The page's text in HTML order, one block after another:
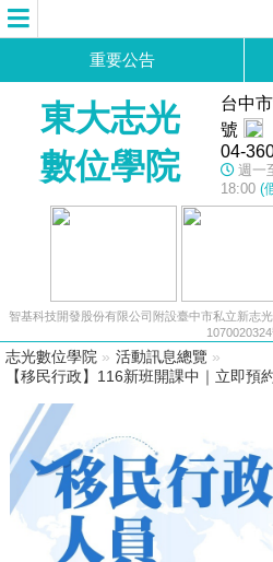
重要公告
東大志光
數位學院
台中
號
04-
週一
18:00 (
智基科技開發股份有限公司附設臺中市私立新志
志光數位學院 » 活動訊息總覽 »
【移民行政】116新班開課中｜立即預